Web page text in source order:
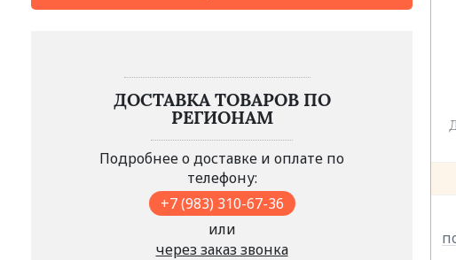
ДОСТАВКА ТОВАРОВ ПО
РЕГИОНАМ
Подробнее о доставке и оплате по
телефону:
+7 (983) 310-67-36
или
через заказ звонка